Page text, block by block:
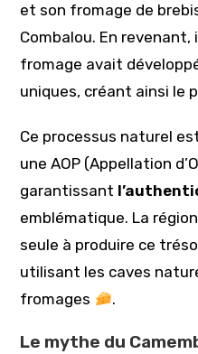
et son fromage de
Combalou. En revenant,
fromage avait
uniques, créant ainsi le
Ce processus naturel
une AOP (Appellation
garantissant
emblématique. La
seule à produire ce
utilisant les caves
fromages
.
Le mythe du